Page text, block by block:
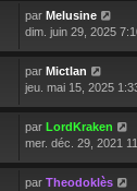
par Melusine
dim. juin 29, 2025
par Mictlan
jeu. mai 15, 2025
par LordKraken
mer. déc. 29, 2021
par Theodoklès